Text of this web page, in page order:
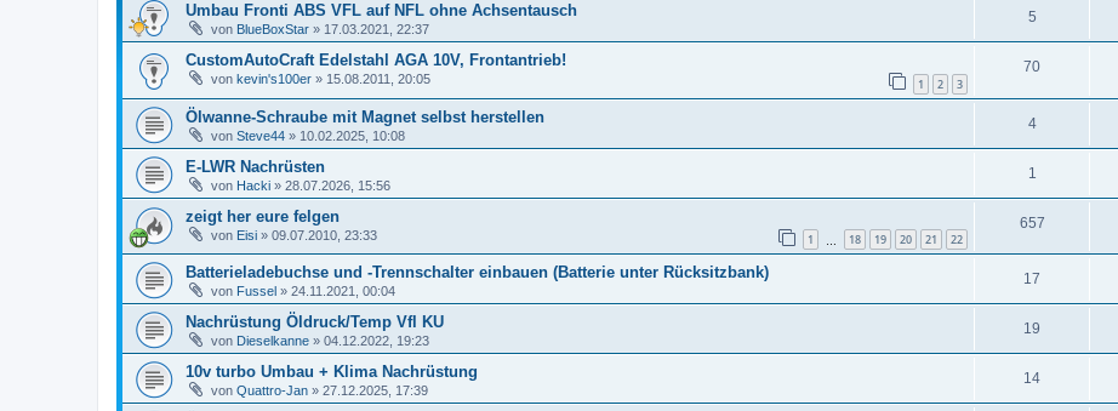
Umbau Fronti ABS VFL auf NFL ohne Achsentausch
von BlueBoxStar » 17.03.2021, 22:37
5
CustomAutoCraft Edelstahl AGA 10V, Frontantrieb!
von kevin's100er » 15.08.2011, 20:05 1 2 3
70
Ölwanne-Schraube mit Magnet selbst herstellen
von Steve44 » 10.02.2025, 10:08
4
E-LWR Nachrüsten
von Hacki » 28.07.2026, 15:56
1
zeigt her eure felgen
von Eisi » 09.07.2010, 23:33 1 18 19 20 21 22
657
Batterieladebuchse und -Trennschalter einbauen (Batterie unter Rücksitzbank)
von Fussel » 24.11.2021, 00:04
17
Nachrüstung Öldruck/Temp Vfl KU
von Dieselkanne » 04.12.2022, 19:23
19
10v turbo Umbau + Klima Nachrüstung
von Quattro-Jan » 27.12.2025, 17:39
14